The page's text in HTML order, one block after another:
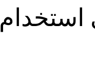
استخدام